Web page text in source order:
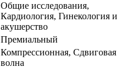
Общие исследования,
Кардиология, Гинекология и
акушерство
Премиальный
Компрессионная, Сдвиговая
волна